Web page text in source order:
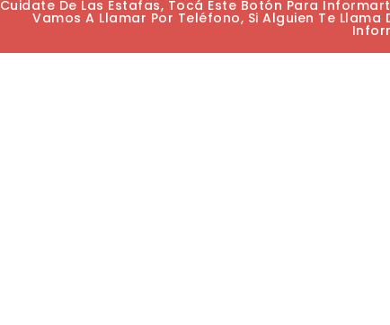
Cuidate De Las Estafas, Tocá Este Botón Para
Vamos A Llamar Por Teléfono, Si Alguien Te